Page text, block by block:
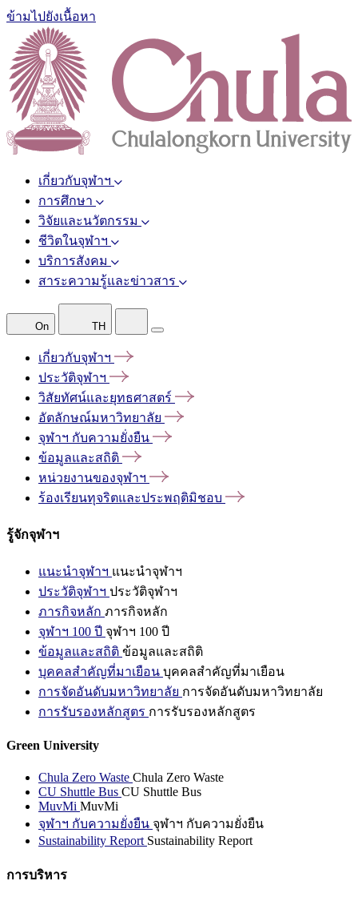
ข้ามไปยังเนื้อหา
เกี่ยวกับจุฬาฯ
การศึกษา
วิจัยและนวัตกรรม
ชีวิตในจุฬาฯ
บริการสังคม
สาระความรู้และข่าวสาร
On TH
เกี่ยวกับจุฬาฯ
ประวัติจุฬาฯ
วิสัยทัศน์และยุทธศาสตร์
อัตลักษณ์มหาวิทยาลัย
จุฬาฯ กับความยั่งยืน
ข้อมูลและสถิติ
หน่วยงานของจุฬาฯ
ร้องเรียนทุจริตและประพฤติมิชอบ
รู้จักจุฬาฯ
แนะนำจุฬาฯ แนะนำจุฬาฯ
ประวัติจุฬาฯ ประวัติจุฬาฯ
ภารกิจหลัก ภารกิจหลัก
จุฬาฯ 100 ปี จุฬาฯ 100 ปี
ข้อมูลและสถิติ ข้อมูลและสถิติ
บุคคลสำคัญที่มาเยือน บุคคลสำคัญที่มาเยือน
การจัดอันดับมหาวิทยาลัย การจัดอันดับมหาวิทยาลัย
การรับรองหลักสูตร การรับรองหลักสูตร
Green University
Chula Zero Waste Chula Zero Waste
CU Shuttle Bus CU Shuttle Bus
MuvMi MuvMi
จุฬาฯ กับความยั่งยืน จุฬาฯ กับความยั่งยืน
Sustainability Report Sustainability Report
การบริหาร